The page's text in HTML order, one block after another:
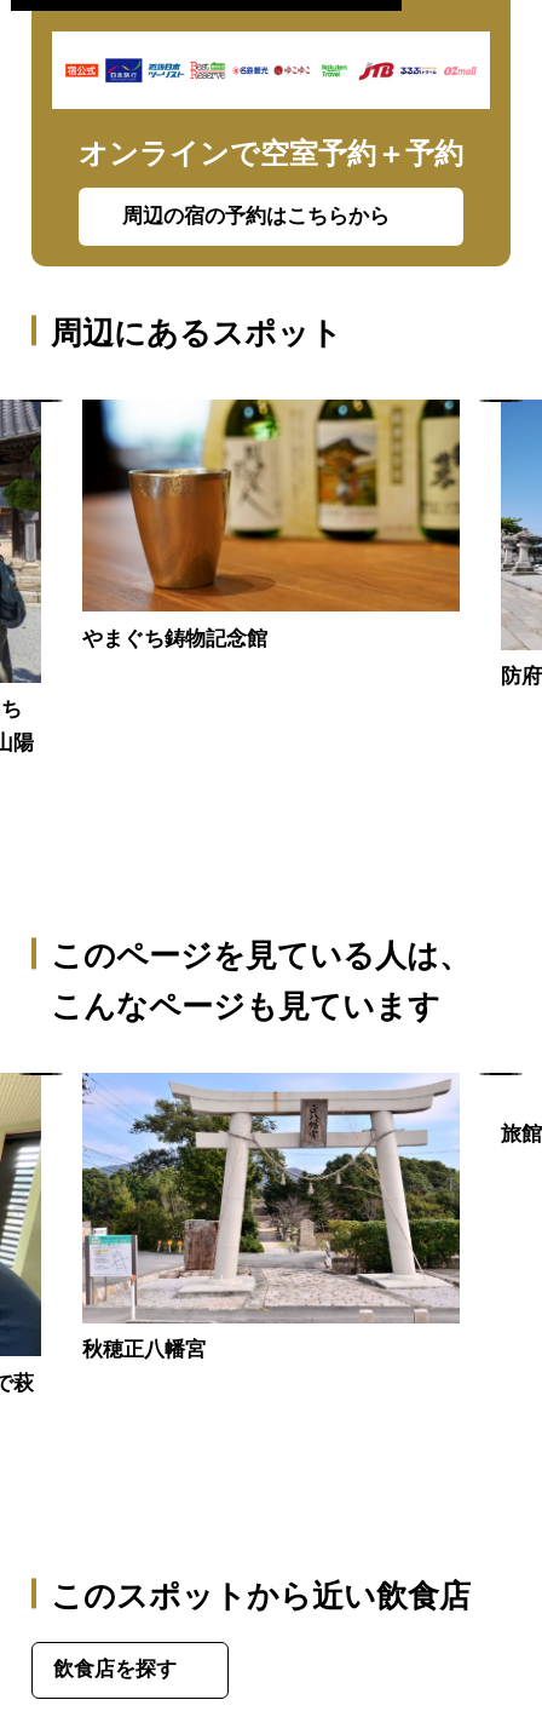
オンラインで空室予約＋予約
周辺の宿の予約はこちらから
周辺にあるスポット
陽
やまぐち鋳物記念館
防
このページを見ている人は、
こんなページも見ています
萩
秋穂正八幡宮
旅
このスポットから近い飲食店
飲食店を探す